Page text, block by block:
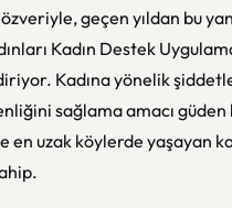
geçen yıldan bu
Kadın Destek
Kadına yönelik
sağlama amacı güden
en uzak köylerde yaşayan